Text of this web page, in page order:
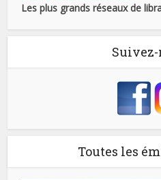
Les plus grands réseaux de
Suivez-
Toutes les